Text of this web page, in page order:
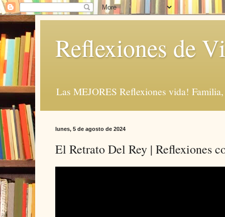
Reflexiones de
Las MEJORES Reflexiones vida!
lunes, 5 de agosto de 2024
El Retrato Del Rey | Reflexiones